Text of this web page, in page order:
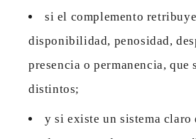
si el complemento
disponibilidad, penosidad,
presencia o permanencia, que
distintos;
y si existe un sistema claro